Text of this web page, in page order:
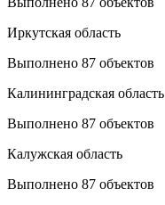
Иркутская область
Выполнено 87 объектов
Калининградская область
Выполнено 87 объектов
Калужская область
Выполнено 87 объектов